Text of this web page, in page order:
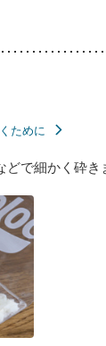
ために
で細かく砕き